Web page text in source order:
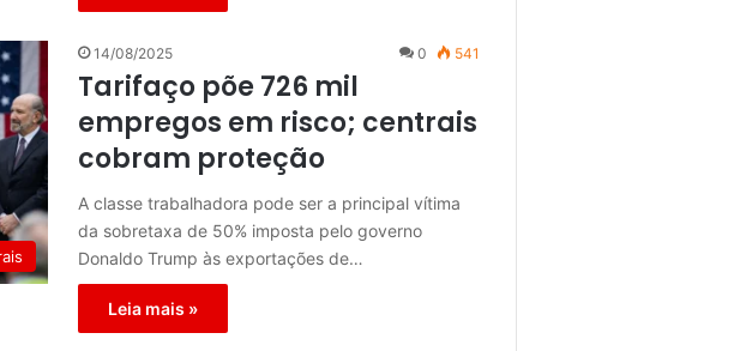
14/08/2025 0 541
Tarifaço põe 726 mil
empregos em risco; centrais
cobram proteção
A classe trabalhadora pode ser a principal vítima
da sobretaxa de 50% imposta pelo governo
Donaldo Trump às exportações de…
Leia mais »